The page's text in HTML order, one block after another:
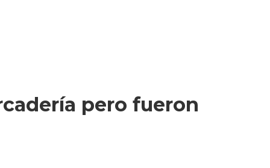
pero fueron